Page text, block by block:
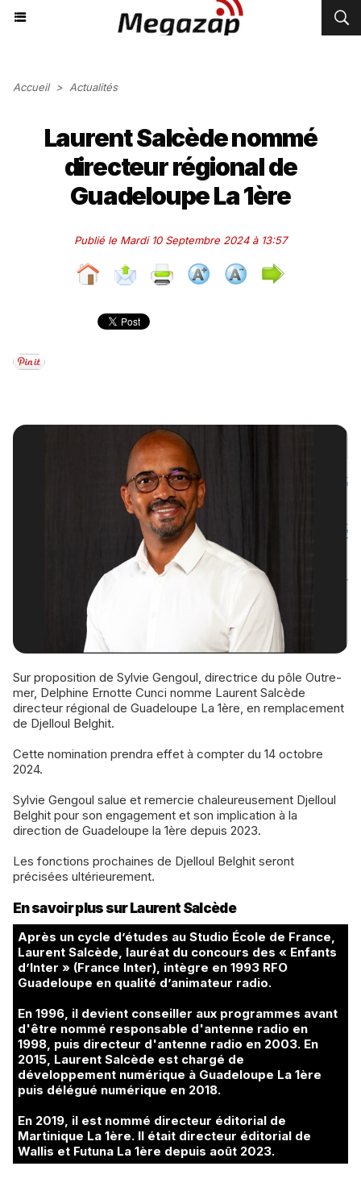
Accueil > Actualités
Laurent Salcède nommé
directeur régional de
Guadeloupe La 1ère
Publié le Mardi 10 Septembre 2024 à 13:57
Sur proposition de Sylvie Gengoul, directrice du pôle Outre-
mer, Delphine Ernotte Cunci nomme Laurent Salcède
directeur régional de Guadeloupe La 1ère, en remplacement
de Djelloul Belghit.
Cette nomination prendra effet à compter du 14 octobre
2024.
Sylvie Gengoul salue et remercie chaleureusement Djelloul
Belghit pour son engagement et son implication à la
direction de Guadeloupe la 1ère depuis 2023.
Les fonctions prochaines de Djelloul Belghit seront
précisées ultérieurement.
En savoir plus sur Laurent Salcède
Après un cycle d’études au Studio École de France,
Laurent Salcède, lauréat du concours des « Enfants
d’Inter » (France Inter), intègre en 1993 RFO
Guadeloupe en qualité d’animateur radio.
En 1996, il devient conseiller aux programmes avant
d'être nommé responsable d'antenne radio en
1998, puis directeur d'antenne radio en 2003. En
2015, Laurent Salcède est chargé de
développement numérique à Guadeloupe La 1ère
puis délégué numérique en 2018.
En 2019, il est nommé directeur éditorial de
Martinique La 1ère. Il était directeur éditorial de
Wallis et Futuna La 1ère depuis août 2023.